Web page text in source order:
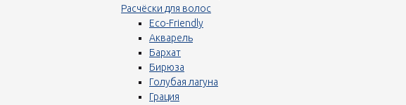
Расчёски для волос
Eco-Friendly
Акварель
Бархат
Бирюза
Голубая лагуна
Грация